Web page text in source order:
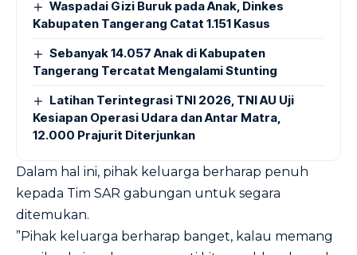
Waspadai Gizi Buruk pada Anak, Dinkes
Kabupaten Tangerang Catat 1.151 Kasus
Sebanyak 14.057 Anak di Kabupaten
Tangerang Tercatat Mengalami Stunting
Latihan Terintegrasi TNI 2026, TNI AU Uji
Kesiapan Operasi Udara dan Antar Matra,
12.000 Prajurit Diterjunkan
Dalam hal ini, pihak keluarga berharap penuh
kepada Tim SAR gabungan untuk segara
ditemukan.
‎”Pihak keluarga berharap banget, kalau memang